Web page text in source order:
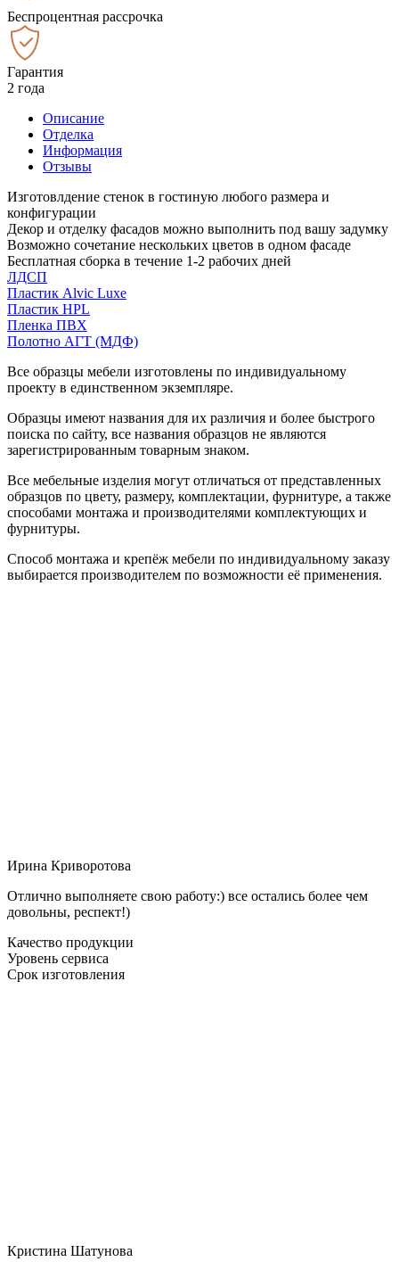
Беспроцентная рассрочка
Гарантия
2 года
Описание
Отделка
Информация
Отзывы
Изготовлдение стенок в гостиную любого размера и
конфигурации
Декор и отделку фасадов можно выполнить под вашу задумку
Возможно сочетание нескольких цветов в одном фасаде
Бесплатная сборка в течение 1-2 рабочих дней
ЛДСП
Пластик Alvic Luxe
Пластик HPL
Пленка ПВХ
Полотно АГТ (МДФ)
Все образцы мебели изготовлены по индивидуальному
проекту в единственном экземпляре.
Образцы имеют названия для их различия и более быстрого
поиска по сайту, все названия образцов не являются
зарегистрированным товарным знаком.
Все мебельные изделия могут отличаться от представленных
образцов по цвету, размеру, комплектации, фурнитуре, а также
способами монтажа и производителями комплектующих и
фурнитуры.
Способ монтажа и крепёж мебели по индивидуальному заказу
выбирается производителем по возможности её применения.
Ирина Криворотова
Отлично выполняете свою работу:) все остались более чем
довольны, респект!)
Качество продукции
Уровень сервиса
Срок изготовления
Кристина Шатунова